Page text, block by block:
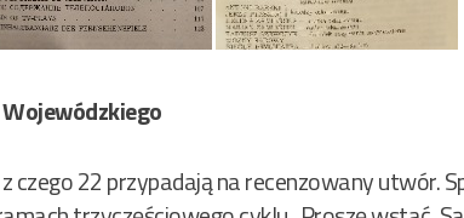
czego 22 przypadają na recenzowany utwór.